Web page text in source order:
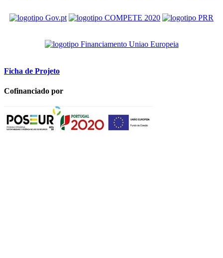
Ficha de Projeto
Cofinanciado por